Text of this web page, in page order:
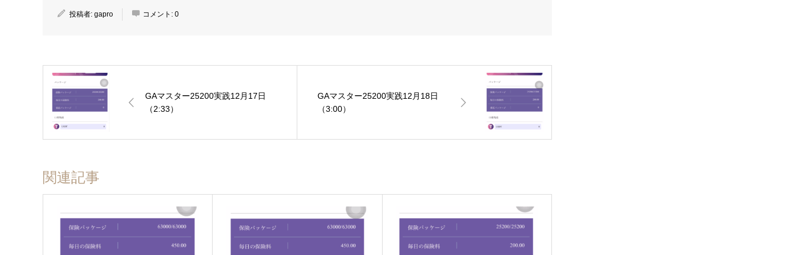
投稿者: gapro コメント: 0
GAマスター25200実践12月17日
（2:33）
GAマスター25200実践12月18日
（3:00）
関連記事